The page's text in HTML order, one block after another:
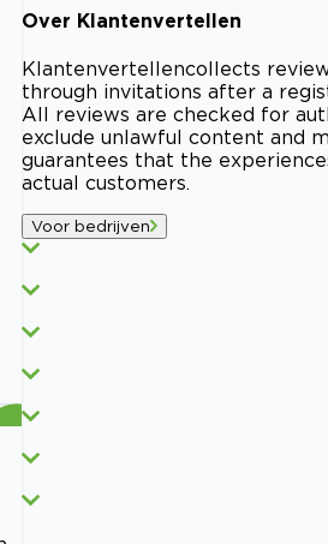
Over Klantenvertellen
Klantenvertellencollects
through invitations after a
All reviews are checked for
exclude unlawful content and
guarantees that the
actual customers.
Voor bedrijven